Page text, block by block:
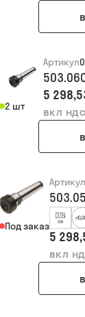
2 шт
Артикул
5
вкл ндс
Под заказ
Артикул
5
вкл